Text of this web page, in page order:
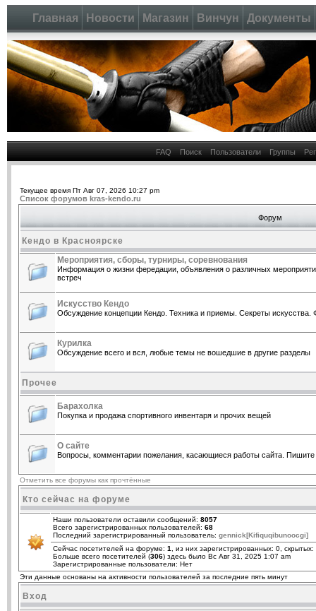
Главная Новости Магазин Винчун Документы
FAQ Поиск Пользователи Группы
Текущее время Пт Авг 07, 2026 10:27 pm
Список форумов kras-kendo.ru
Форум
Кендо в Красноярске
Мероприятия, сборы, турниры, соревнования
Информация о жизни фередации, объявления о различных
встреч
Искусство Кендо
Обсуждение концепции Кендо. Техника и приемы. Секреты искусства.
Курилка
Обсуждение всего и вся, любые темы не вошедшие в другие разделы
Прочее
Барахолка
Покупка и продажа спортивного инвентаря и прочих вещей
О сайте
Вопросы, комментарии пожелания, касающиеся работы сайта.
Отметить все форумы как прочтённые
Кто сейчас на форуме
Наши пользователи оставили сообщений: 8057
Всего зарегистрированных пользователей: 68
Последний зарегистрированный пользователь: gennick[Kifiquqibunoocgi]
Сейчас посетителей на форуме: 1
, из них зарегистрированных: 0,
Больше всего посетителей (306) здесь было Вс Авг 31, 2025 1:07 am
Зарегистрированные пользователи: Нет
Эти данные основаны на активности пользователей за последние пять минут
Вход